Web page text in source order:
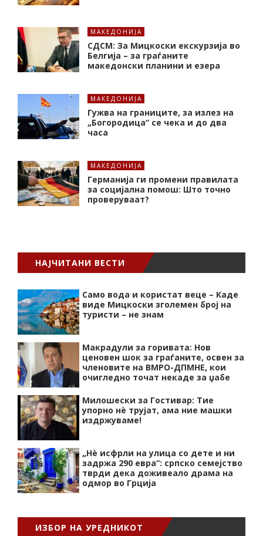
МАКЕДОНИЈА
СДСМ: За Мицкоски екскурзија во
Белгија – за граѓаните
македонски планини и езера
МАКЕДОНИЈА
Гужва на границите, за излез на
„Богородица“ се чека и до два
часа
МАКЕДОНИЈА
Германија ги промени правилата
за социјална помош: Што точно
проверуваат?
НАЈЧИТАНИ ВЕСТИ
Само вода и користат веце – Каде
виде Мицкоски зголемен број на
туристи – не знам
Макрадули за горивата: Нов
ценовен шок за граѓаните, освен за
членовите на ВМРО-ДПМНЕ, кои
очигледно точат некаде за џабе
Милошески за Гостивар: Тие
упорно нѐ трујат, ама ние машки
издржуваме!
„Нѐ исфрли на улица со дете и ни
задржа 290 евра“: српско семејство
тврди дека доживеало драма на
одмор во Грција
ИЗБОР НА УРЕДНИКОТ